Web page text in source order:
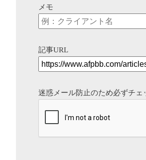
メモ
記事URL
迷惑メール防止のため必ずチェ